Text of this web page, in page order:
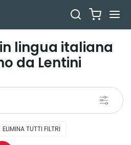
lingua italiana
da Lentini
Toggle
ELIMINA TUTTI FILTRI